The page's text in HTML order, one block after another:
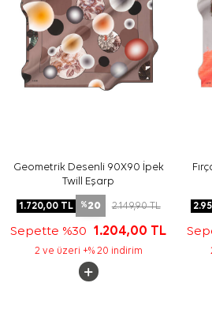
Geometrik Desenli 90X90 İpek
Twill Eşarp
1.720,00TL %20 2.149,90TL
Sepette %30 1.204,00 TL
2 ve üzeri +% 20 indirim